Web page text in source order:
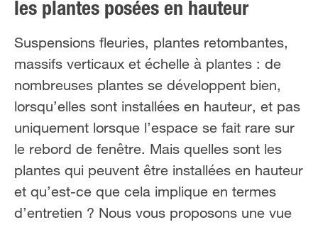
les plantes posées en hauteur
Suspensions fleuries, plantes retombantes,
massifs verticaux et échelle à plantes : de
nombreuses plantes se développent bien,
lorsqu’elles sont installées en hauteur, et pas
uniquement lorsque l’espace se fait rare sur
le rebord de fenêtre. Mais quelles sont les
plantes qui peuvent être installées en hauteur
et qu’est-ce que cela implique en termes
d’entretien ? Nous vous proposons une vue